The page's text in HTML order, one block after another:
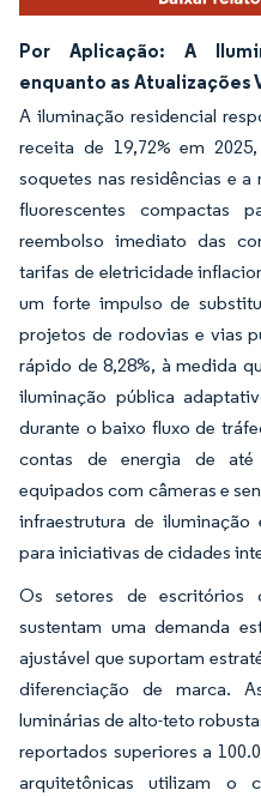
Por Aplicação: A
enquanto as Atualizações
A iluminação residencial
receita de 19,72% em
soquetes nas residências e
fluorescentes compactas
reembolso imediato das
tarifas de eletricidade
um forte impulso de
projetos de rodovias e vias
rápido de 8,28%, à medida
iluminação pública
durante o baixo fluxo de
contas de energia de até
equipados com câmeras e
infraestrutura de
para iniciativas de cidades
Os setores de escritórios
sustentam uma demanda
ajustável que suportam
diferenciação de marca.
luminárias de alto-teto
reportados superiores a
arquitetônicas utilizam o